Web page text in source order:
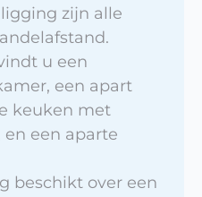
zijn alle
u een
een apart
keuken met
een aparte
beschikt over een